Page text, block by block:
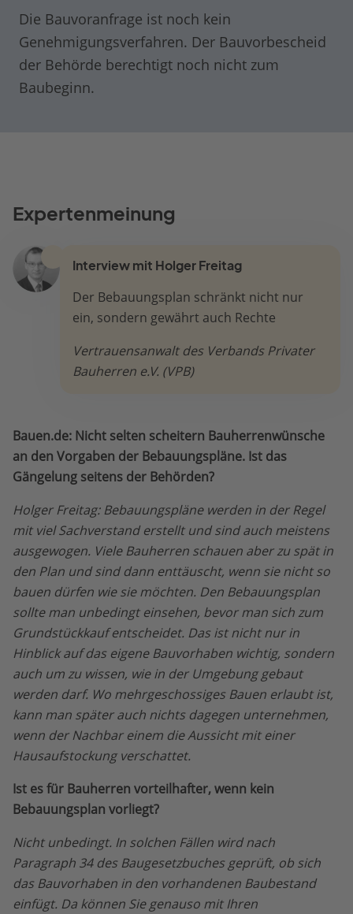
Die Bauvoranfrage ist noch kein
Genehmigungsverfahren. Der Bauvorbescheid
der Behörde berechtigt noch nicht zum
Baubeginn.
Expertenmeinung
Interview mit Holger Freitag
Der Bebauungsplan schränkt nicht nur
ein, sondern gewährt auch Rechte
Vertrauensanwalt des Verbands Privater
Bauherren e.V. (VPB)
Bauen.de: Nicht selten scheitern Bauherrenwünsche
an den Vorgaben der Bebauungspläne. Ist das
Gängelung seitens der Behörden?
Holger Freitag: Bebauungspläne werden in der Regel
mit viel Sachverstand erstellt und sind auch meistens
ausgewogen. Viele Bauherren schauen aber zu spät in
den Plan und sind dann enttäuscht, wenn sie nicht so
bauen dürfen wie sie möchten. Den Bebauungsplan
sollte man unbedingt einsehen, bevor man sich zum
Grundstückkauf entscheidet. Das ist nicht nur in
Hinblick auf das eigene Bauvorhaben wichtig, sondern
auch um zu wissen, wie in der Umgebung gebaut
werden darf. Wo mehrgeschossiges Bauen erlaubt ist,
kann man später auch nichts dagegen unternehmen,
wenn der Nachbar einem die Aussicht mit einer
Hausaufstockung verschattet.
Ist es für Bauherren vorteilhafter, wenn kein
Bebauungsplan vorliegt?
Nicht unbedingt. In solchen Fällen wird nach
Paragraph 34 des Baugesetzbuches geprüft, ob sich
das Bauvorhaben in den vorhandenen Baubestand
einfügt. Da können Sie genauso mit Ihren